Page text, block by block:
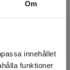
Om
innehållet
funktioner